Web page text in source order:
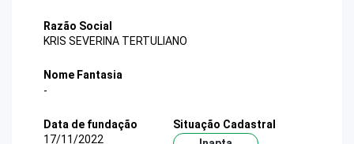
Razão Social
KRIS SEVERINA TERTULIANO
Nome Fantasia
-
Data de fundação
17/11/2022
Situação Cadastral